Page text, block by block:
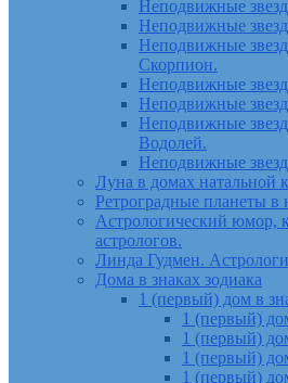
Неподвижные
Неподвижные
Неподвижные
Скорпион.
Неподвижные
Неподвижные
Неподвижные
Водолей.
Неподвижные
Луна в домах натальной
Ретроградные планеты в
Астрологический юмор,
астрологов.
Линда Гудмен.
Дома в знаках зодиака
1 (первый) дом в
1 (первый)
1 (первый)
1 (первый)
1 (первый)